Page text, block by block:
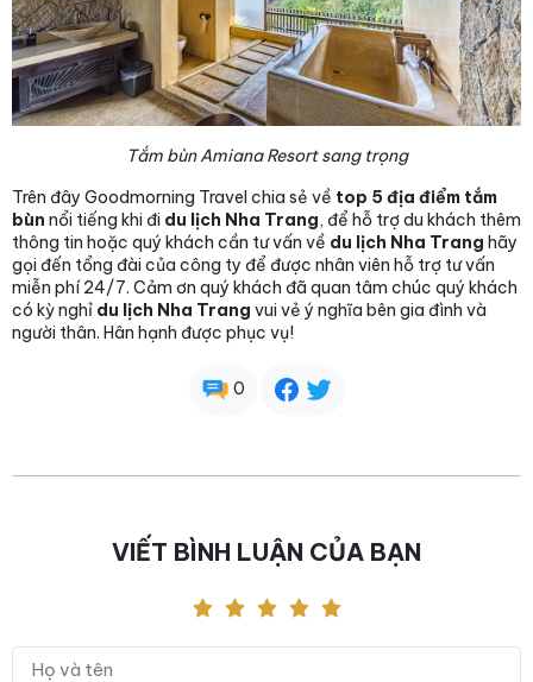
Tắm bùn Amiana Resort sang trọng
Trên đây Goodmorning Travel chia sẻ về top 5 địa điểm tắm
bùn nổi tiếng khi đi du lịch Nha Trang, để hỗ trợ du khách thêm
thông tin hoặc quý khách cần tư vấn về du lịch Nha Trang hãy
gọi đến tổng đài của công ty để được nhân viên hỗ trợ tư vấn
miễn phí 24/7. Cảm ơn quý khách đã quan tâm chúc quý khách
có kỳ nghỉ du lịch Nha Trang vui vẻ ý nghĩa bên gia đình và
người thân. Hân hạnh được phục vụ!
0
VIẾT BÌNH LUẬN CỦA BẠN